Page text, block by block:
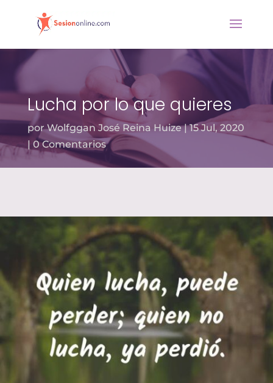
Lucha por lo que quieres
porWolfggan José Reina Huize
15 Jul, 2020
0 Comentarios